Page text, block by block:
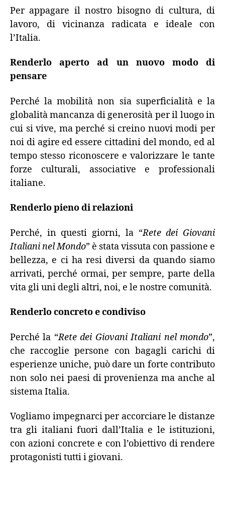
Per appagare il nostro bisogno di cultura, di
lavoro, di vicinanza radicata e ideale con
l’Italia.
Renderlo aperto ad un nuovo modo di
pensare
Perché la mobilità non sia superficialità e la
globalità mancanza di generosità per il luogo in
cui si vive, ma perché si creino nuovi modi per
noi di agire ed essere cittadini del mondo, ed al
tempo stesso riconoscere e valorizzare le tante
forze culturali, associative e professionali
italiane.
Renderlo pieno di relazioni
Perché, in questi giorni, la “Rete dei Giovani
Italiani nel Mondo” è stata vissuta con passione e
bellezza, e ci ha resi diversi da quando siamo
arrivati, perché ormai, per sempre, parte della
vita gli uni degli altri, noi, e le nostre comunità.
Renderlo concreto e condiviso
Perché la “Rete dei Giovani Italiani nel mondo”,
che raccoglie persone con bagagli carichi di
esperienze uniche, può dare un forte contributo
non solo nei paesi di provenienza ma anche al
sistema Italia.
Vogliamo impegnarci per accorciare le distanze
tra gli italiani fuori dall’Italia e le istituzioni,
con azioni concrete e con l’obiettivo di rendere
protagonisti tutti i giovani.